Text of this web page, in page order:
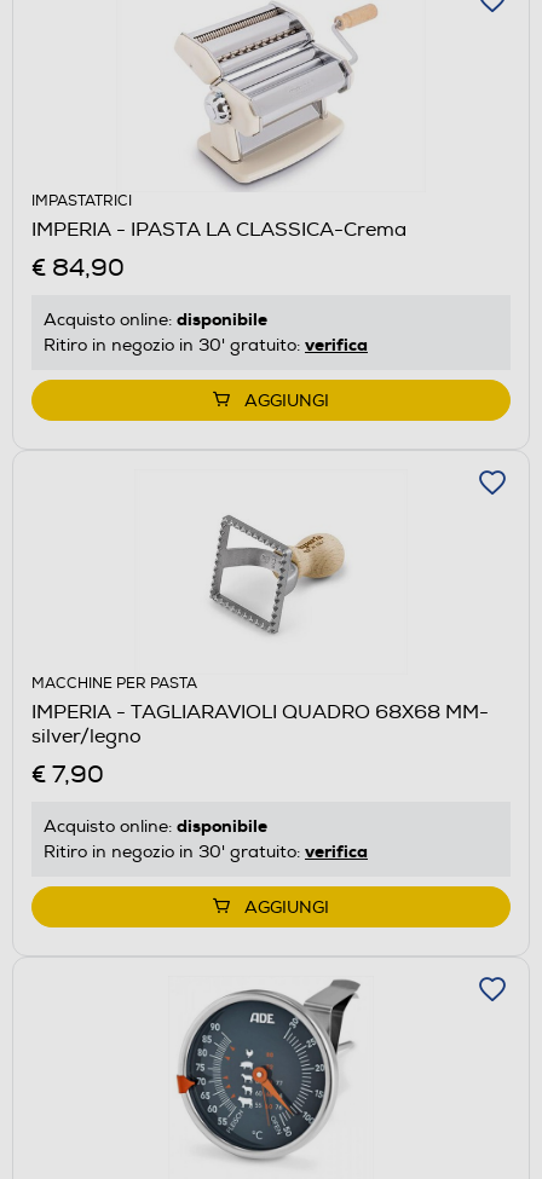
IMPASTATRICI
IMPERIA - IPASTA LA CLASSICA-Crema
€ 84,90
Acquisto online: disponibile
Ritiro in negozio in 30' gratuito: verifica
AGGIUNGI
MACCHINE PER PASTA
IMPERIA - TAGLIARAVIOLI QUADRO 68X68 MM-
silver/legno
€ 7,90
Acquisto online: disponibile
Ritiro in negozio in 30' gratuito: verifica
AGGIUNGI